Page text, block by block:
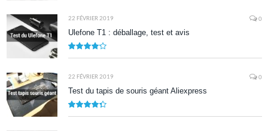
22 FÉVRIER 2019 0
Ulefone T1 : déballage, test et avis
22 FÉVRIER 2019 0
Test du tapis de souris géant Aliexpress